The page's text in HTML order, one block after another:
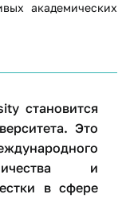
академических
становится
Это
и
в сфере